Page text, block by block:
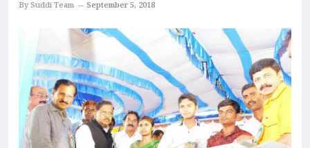
By Suddi Team September 5, 2018